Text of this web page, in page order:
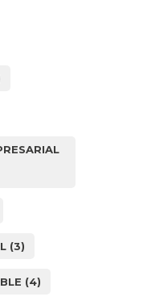
(3)
(4)